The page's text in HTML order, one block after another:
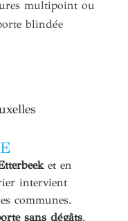
multipoint ou
blindée
et en
intervient
communes.
sans dégâts.